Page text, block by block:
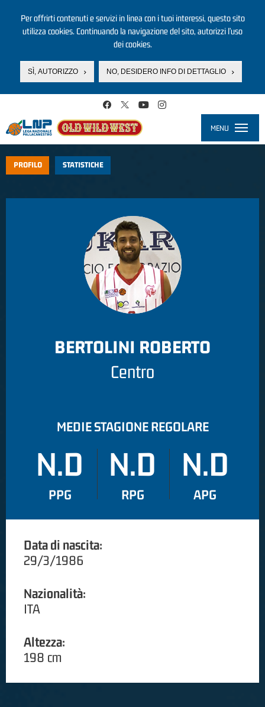
Per offrirti contenuti e servizi in linea con i tuoi interessi, questo sito
utilizza cookies. Continuando la navigazione del sito, autorizzi l’uso
dei cookies.
SÌ, AUTORIZZO NO, DESIDERO INFO DI DETTAGLIO
MENU
PROFILO STATISTICHE
BERTOLINI ROBERTO
Centro
MEDIE STAGIONE REGOLARE
N.D
PPG
N.D
RPG
N.D
APG
Data di nascita:
29/3/1986
Nazionalità:
ITA
Altezza:
198 cm